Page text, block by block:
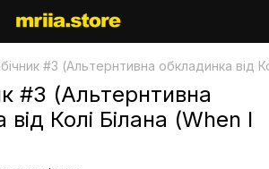
#3 (Альтернтивна обкладинка від
#3 (Альтернтивна
Колі Білана (When I